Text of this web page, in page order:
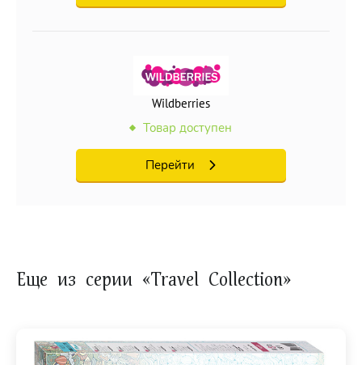
Wildberries
Товар доступен
Перейти
Еще из серии «Travel Collection»